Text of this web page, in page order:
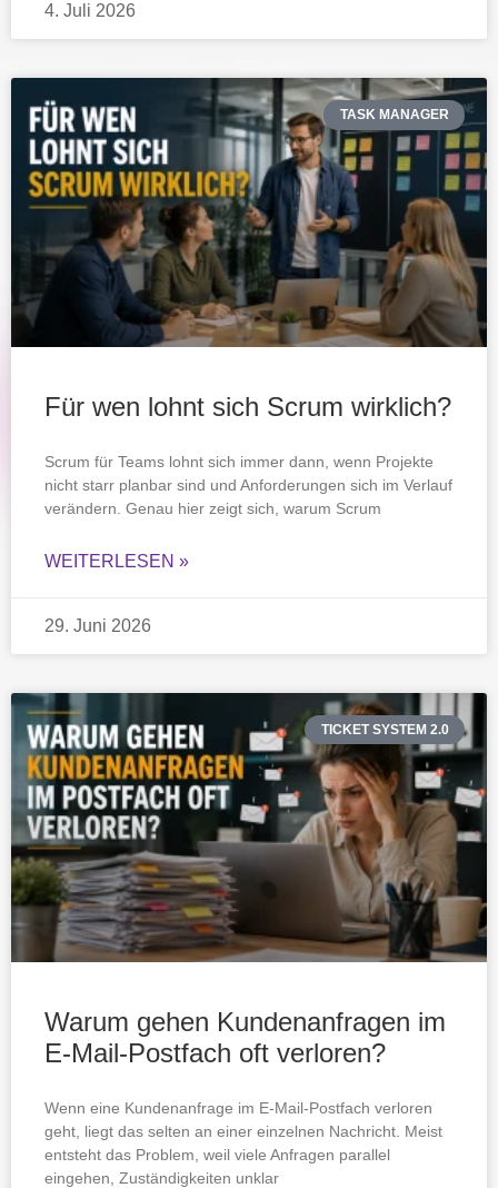
4. Juli 2026
TASK MANAGER
Für wen lohnt sich Scrum wirklich?
Scrum für Teams lohnt sich immer dann, wenn Projekte
nicht starr planbar sind und Anforderungen sich im Verlauf
verändern. Genau hier zeigt sich, warum Scrum
WEITERLESEN »
29. Juni 2026
TICKET SYSTEM 2.0
Warum gehen Kundenanfragen im
E-Mail-Postfach oft verloren?
Wenn eine Kundenanfrage im E-Mail-Postfach verloren
geht, liegt das selten an einer einzelnen Nachricht. Meist
entsteht das Problem, weil viele Anfragen parallel
eingehen, Zuständigkeiten unklar